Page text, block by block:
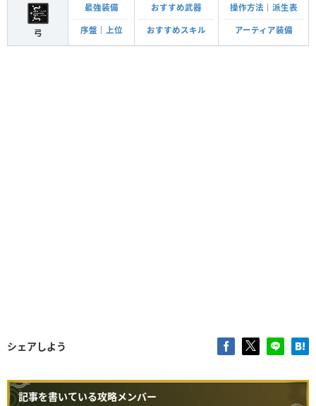
弓
最強装備
序盤 上位
おすすめ武器
おすすめスキル
操作方法 派生表
アーティア装備
シェアしよう
記事を書いている攻略メンバー